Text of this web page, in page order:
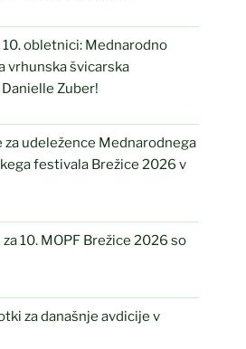
10. obletnici: Mednarodno
vrhunska švicarska
Zuber!
za udeležence Mednarodnega
festivala Brežice 2026 v
10. MOPF Brežice 2026 so
za današnje avdicije v